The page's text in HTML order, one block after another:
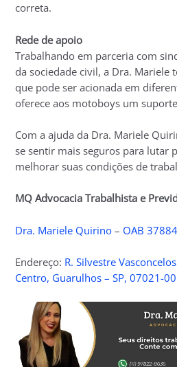
correta.
Rede de apoio
Trabalhando em parceria com
da sociedade civil, a Dra. Mariele
que pode ser acionada em
oferece aos motoboys um
Com a ajuda da Dra. Mariele
se sentir mais seguros para lutar
melhorar suas condições de
MQ Advocacia Trabalhista e
Dra. Mariele Quirino – OAB
Endereço: R. Silvestre
Centro, Guarulhos – SP, 07021-